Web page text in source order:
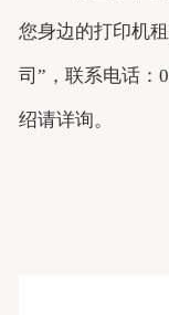
您身边的打印机
司”，联系电话：
绍请详询。